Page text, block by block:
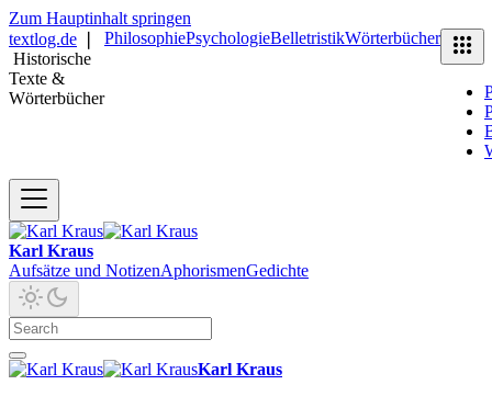
Zum Hauptinhalt springen
textlog.de
Historische
Texte &
Wörterbücher
PhilosophiePsychologieBelletristikWörterbücher
Karl Kraus
Aufsätze und NotizenAphorismenGedichte
Karl Kraus